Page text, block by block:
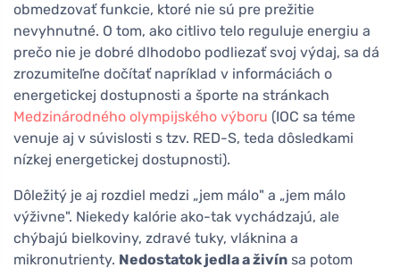
obmedzovať funkcie, ktoré nie sú pre prežitie
nevyhnutné. O tom, ako citlivo telo reguluje energiu a
prečo nie je dobré dlhodobo podliezať svoj výdaj, sa dá
zrozumiteľne dočítať napríklad v informáciách o
energetickej dostupnosti a športe na stránkach
Medzinárodného olympijského výboru (IOC sa téme
venuje aj v súvislosti s tzv. RED-S, teda dôsledkami
nízkej energetickej dostupnosti).
Dôležitý je aj rozdiel medzi „jem málo" a „jem málo
výživne". Niekedy kalórie ako-tak vychádzajú, ale
chýbajú bielkoviny, zdravé tuky, vláknina a
mikronutrienty. Nedostatok jedla a živín sa potom